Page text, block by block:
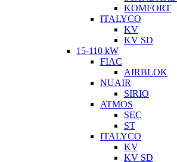
KOMFORT
ITALYCO
KV
KV SD
15-110 kW
FIAC
AIRBLOK
NUAIR
SIRIO
ATMOS
SEC
ST
ITALYCO
KV
KV SD